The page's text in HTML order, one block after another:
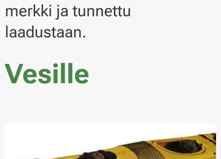
merkki ja tunnettu
laadustaan.
Vesille